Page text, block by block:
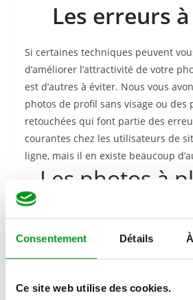
Consentement Détails
Ce site web utilise des cookies.
Les erreurs
Si certaines techniques peuvent
d’améliorer l’attractivité de votre
est d’autres à éviter. Nous vous
photos de profil sans visage ou des
retouchées qui font partie des
courantes chez les utilisateurs de
ligne, mais il en existe beaucoup
Les photos à
Vous pensez que choisir une photo
amis va donner l’impression que
personne sociable et donc vous
Les utilisateurs de site de rencontre